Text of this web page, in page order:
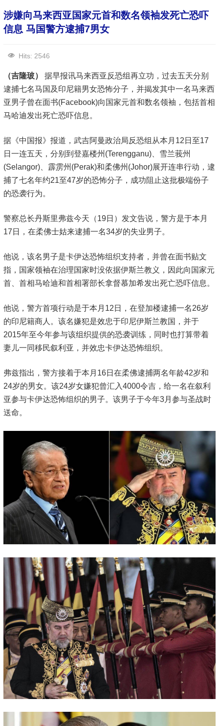
涉嫌向马来西亚国家元首和数名领袖发死亡恐吓
信息 马国警方逮捕7男女
Hits: 2546
（吉隆玻）
据早报讯马来西亚反恐组再立功，过去五天分别
逮捕七名马国及印尼籍男女恐怖分子，并揭发其中一名马来西
亚男子曾在面书(Facebook)向国家元首和数名领袖，包括首相
马哈迪发出死亡恐吓信息。
据《中国报》报道，武吉阿曼政治局反恐组从本月12日至17
日一连五天，分别到登嘉楼州(Terengganu)、雪兰莪州
(Selangor)、霹雳州(Perak)和柔佛州(Johor)展开连串行动，逮
捕了七名年约21至47岁的恐怖分子，成功阻止这批极端份子
的恐袭行为。
警察总长丹斯里弗兹今天（19日）发文告说，警方是于本月
17日，在柔佛士姑来逮捕一名34岁的失业男子。
他说，该名男子是卡伊达恐怖组织支持者，并曾在面书贴文
指，国家领袖在治理国家时没依据伊斯兰教义，因此向国家元
首、首相马哈迪和首相署部长拿督慕加希发出死亡恐吓信息。
他说，警方首项行动是于本月12日，在登加楼逮捕一名26岁
的印尼籍商人。该名嫌犯是效忠于印尼伊斯兰教国，并于
2015年至今年参与该组织提供的恐袭训练，同时也打算带着
妻儿一同移民叙利亚，并效忠卡伊达恐怖组织。
弗兹指出，警方接着于本月16日在柔佛逮捕两名年龄42岁和
24岁的男女。该24岁女嫌犯曾汇入4000令吉，给一名在叙利
亚参与卡伊达恐怖组织的男子。该男子于今年3月参与圣战时
送命。